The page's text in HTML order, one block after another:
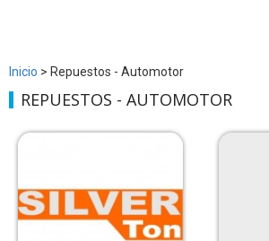
Inicio > Repuestos - Automotor
REPUESTOS - AUTOMOTOR